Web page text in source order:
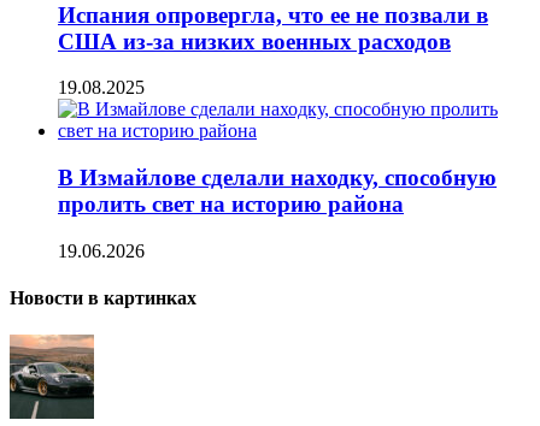
Испания опровергла, что ее не позвали в
США из-за низких военных расходов
19.08.2025
В Измайлове сделали находку, способную
пролить свет на историю района
19.06.2026
Новости в картинках